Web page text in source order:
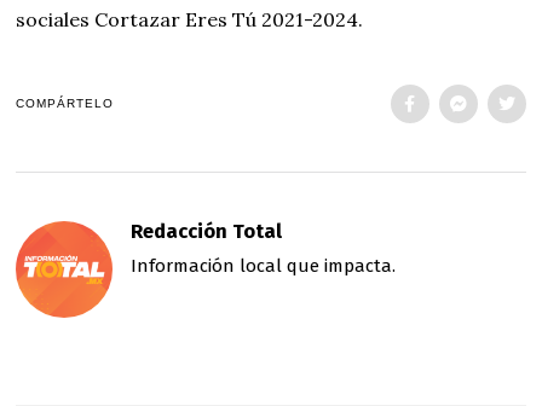
sociales Cortazar Eres Tú 2021-2024.
COMPÁRTELO
Redacción Total
Información local que impacta.